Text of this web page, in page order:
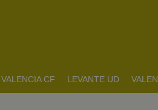
VALENCIA CF LEVANTE UD